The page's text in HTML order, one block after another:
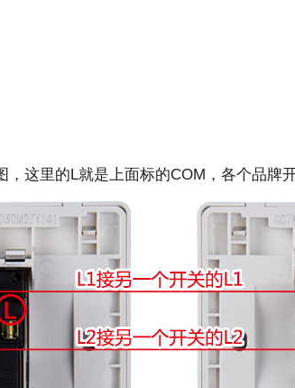
这里的L就是上面标的COM，各个品牌